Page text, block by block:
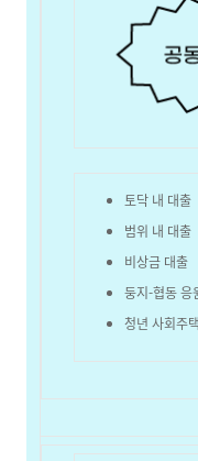
토닥 내 대출
범위 내 대출
비상금 대출
둥지-협동 응
청년 사회주